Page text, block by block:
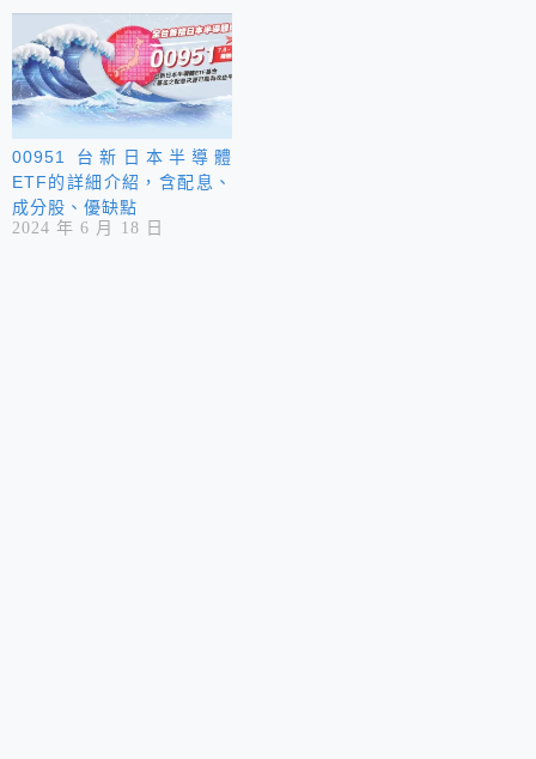
00951 台新日本半導體
ETF的詳細介紹，含配息、
成分股、優缺點
2024 年 6 月 18 日